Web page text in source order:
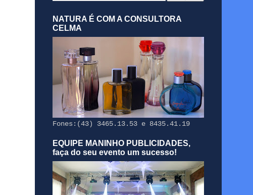
NATURA É COM A CONSULTORA
CELMA
Fones:(43) 3465.13.53 e 8435.41.19
EQUIPE MANINHO PUBLICIDADES,
faça do seu evento um sucesso!